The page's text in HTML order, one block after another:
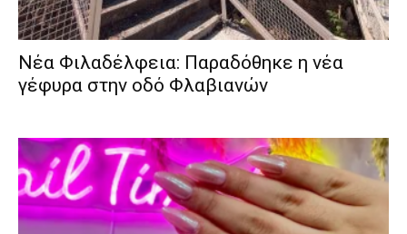
Νέα Φιλαδέλφεια: Παραδόθηκε η νέα
γέφυρα στην οδό Φλαβιανών